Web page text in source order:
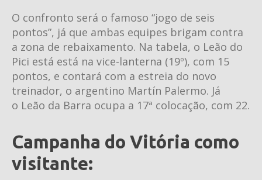
O confronto será o famoso “jogo de seis
pontos”, já que ambas equipes brigam contra
a zona de rebaixamento. Na tabela, o Leão do
Pici está está na vice-lanterna (19º), com 15
pontos, e contará com a estreia do novo
treinador, o argentino Martín Palermo. Já
o Leão da Barra ocupa a 17ª colocação, com 22.
Campanha do Vitória como
visitante: